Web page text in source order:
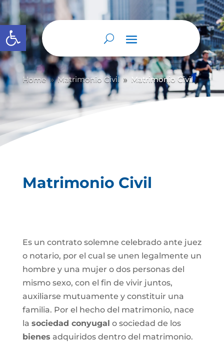
Abrir barra de herramientas
Home 9 Matrimonio Civil 9 Matrimonio Civil
Matrimonio Civil
Es un contrato solemne celebrado ante juez
o notario, por el cual se unen legalmente un
hombre y una mujer o dos personas del
mismo sexo, con el fin de vivir juntos,
auxiliarse mutuamente y constituir una
familia. Por el hecho del matrimonio, nace
la sociedad conyugal o sociedad de los
bienes adquiridos dentro del matrimonio.